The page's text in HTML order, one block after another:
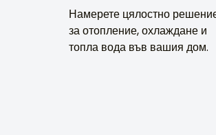
Намерете цялостно
за отопление, охлаждане и
топла вода във вашия дом.